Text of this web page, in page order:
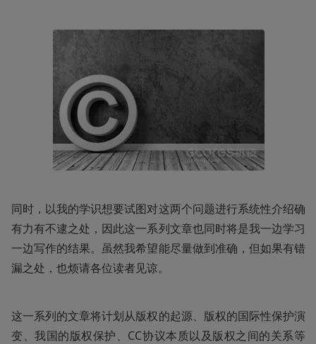
同时，以我的学识想要试图对这两个问题进行系统性介绍确
有力有不逮之处，因此这一系列文章也同时将是我一边学习
一边写作的结果。虽然我希望能尽量做到准确，但如果有错
漏之处，也烦请各位读者见谅。
这一系列的文章将计划从版权的起源、版权的国际性保护演
变、我国的版权保护、CC协议本质以及版权之间的关系等